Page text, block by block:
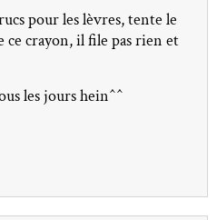
pour les lèvres, tente le
ce crayon, il file pas rien et
les jours hein^^